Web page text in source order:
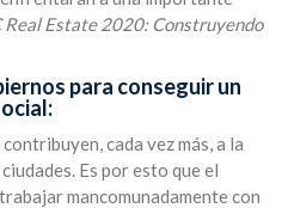
Real Estate 2020: Construyendo
para conseguir un
cada vez más, a la
Es por esto que el
mancomunadamente con